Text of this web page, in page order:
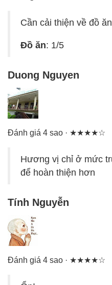
Cần cải thiện về đồ
Đồ ăn: 1/5
Duong Nguyen
Đánh giá 4 sao · ★★★★☆
Hương vị chỉ ở mức
để hoàn thiện hơn
Tính Nguyễn
Đánh giá 4 sao · ★★★★☆